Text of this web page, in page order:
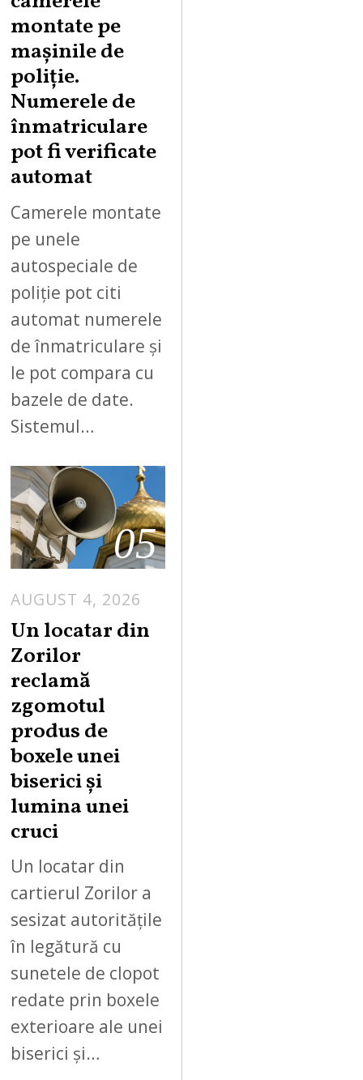
montate pe
mașinile de
poliție.
Numerele de
înmatriculare
pot fi verificate
automat
Camerele montate
pe unele
autospeciale de
poliție pot citi
automat numerele
de înmatriculare și
le pot compara cu
bazele de date.
Sistemul…
05
AUGUST 4, 2026
Un locatar din
Zorilor
reclamă
zgomotul
produs de
boxele unei
biserici și
lumina unei
cruci
Un locatar din
cartierul Zorilor a
sesizat autoritățile
în legătură cu
sunetele de clopot
redate prin boxele
exterioare ale unei
biserici și…